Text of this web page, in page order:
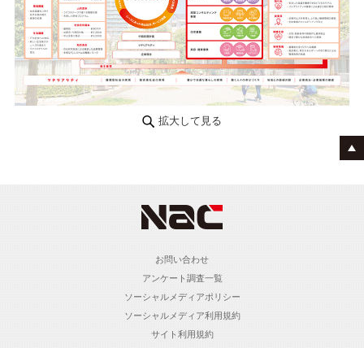
拡大して見る
お問い合わせ
アンケート調査一覧
ソーシャルメディアポリシー
ソーシャルメディア利用規約
サイト利用規約